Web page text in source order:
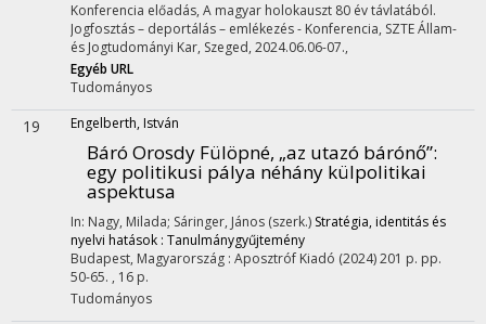
Konferencia előadás, A magyar holokauszt 80 év távlatából.
Jogfosztás – deportálás – emlékezés - Konferencia, SZTE Állam-
és Jogtudományi Kar, Szeged, 2024.06.06-07.,
Egyéb URL
Tudományos
19 Engelberth, István
Báró Orosdy Fülöpné, „az utazó bárónő”:
egy politikusi pálya néhány külpolitikai
aspektusa
In: Nagy, Milada; Sáringer, János (szerk.) Stratégia, identitás és
nyelvi hatások : Tanulmánygyűjtemény
Budapest, Magyarország : Aposztróf Kiadó (2024)201 p. pp.
50-65. , 16 p.
Tudományos